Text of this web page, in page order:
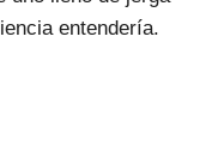
entendería.